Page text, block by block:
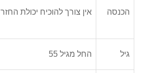
הכנסה אין צורך להוכיח יכולת החזר
גיל החל מגיל 55